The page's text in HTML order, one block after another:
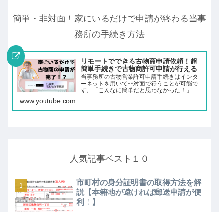
簡単・非対面！家にいるだけで申請が終わる当事
務所の手続き方法
リモートでできる古物商申請依頼！超
簡単手続きで古物商許可申請が行える
当事務所の古物営業許可申請手続きはインタ
ーネットを用いて非対面で行うことが可能で
す。「こんなに簡単だと思わなかった！」と
編集したディレクターズカット版です。
www.youtube.com
人気記事ベスト１０
市町村の身分証明書の取得方法を解
説【本籍地が遠ければ郵送申請が便
利！】